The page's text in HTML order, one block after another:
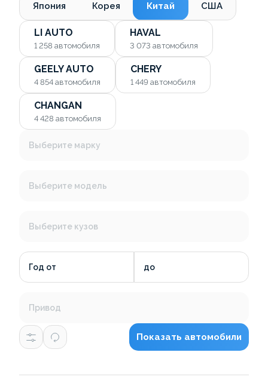
Япония Корея Китай США
LI AUTO
1 258 автомобиля
HAVAL
3 073 автомобиля
GEELY AUTO
4 854 автомобиля
CHERY
1 449 автомобиля
CHANGAN
4 428 автомобиля
Выберите марку
Выберите модель
Выберите кузов
Год от до
Привод
Показать автомобили